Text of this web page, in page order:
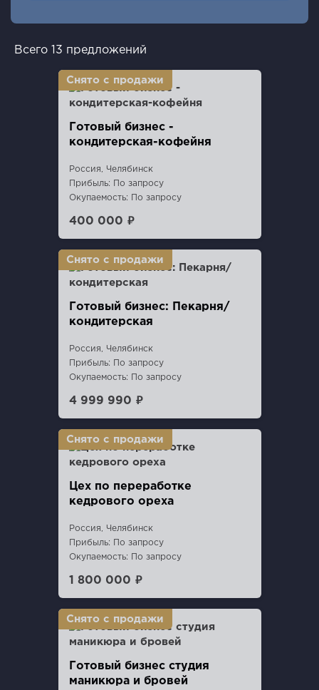
Всего 13 предложений
Готовый бизнес -
кондитерская-кофейня
Россия, Челябинск
Прибыль: По запросу
Окупаемость: По запросу
400 000 ₽
Готовый бизнес: Пекарня/
кондитерская
Россия, Челябинск
Прибыль: По запросу
Окупаемость: По запросу
4 999 990 ₽
Цех по переработке
кедрового ореха
Россия, Челябинск
Прибыль: По запросу
Окупаемость: По запросу
1 800 000 ₽
Готовый бизнес студия
маникюра и бровей